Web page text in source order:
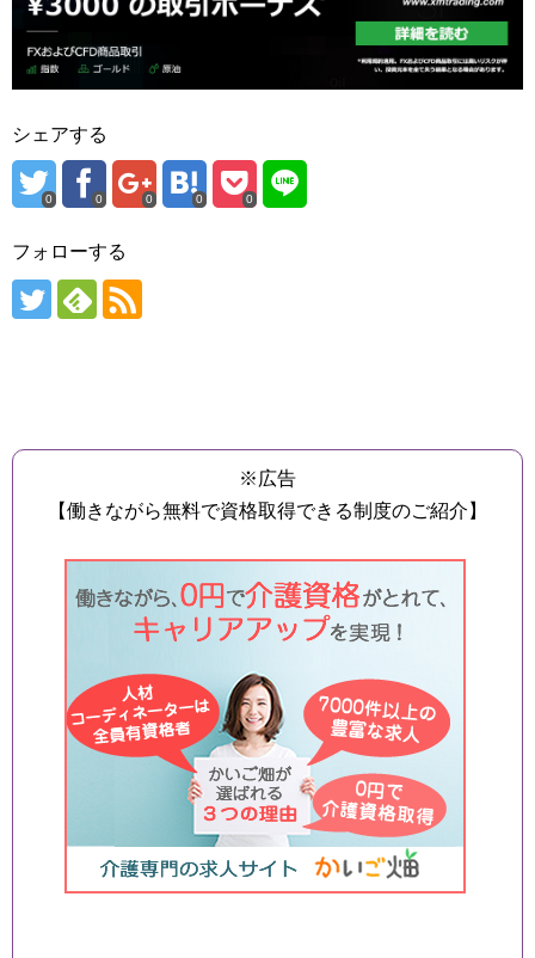
シェアする
0 0 0 0 0
フォローする
※広告
【働きながら無料で資格取得できる制度のご紹介】